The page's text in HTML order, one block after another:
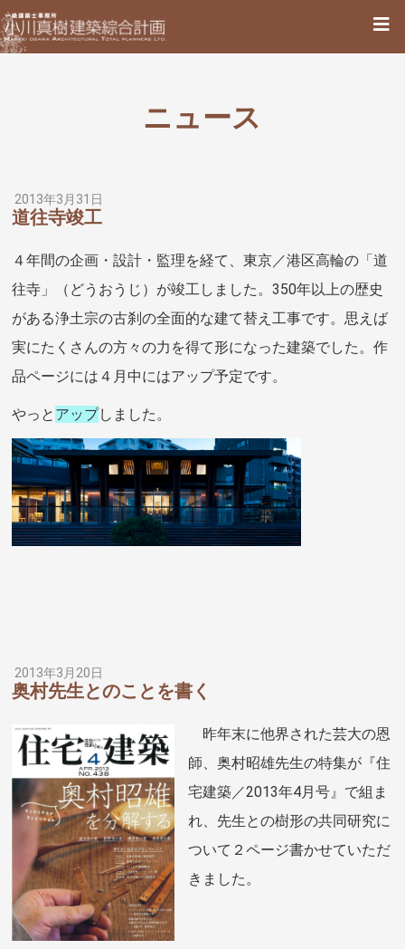
ニュース
2013年3月31日
道往寺竣工
４年間の企画・設計・監理を経て、東京／港区高輪の「道
往寺」（どうおうじ）が竣工しました。350年以上の歴史
がある浄土宗の古刹の全面的な建て替え工事です。思えば
実にたくさんの方々の力を得て形になった建築でした。作
品ページには４月中にはアップ予定です。
やっと アップしました。
2013年3月20日
奥村先生とのことを書く
昨年末に他界された芸大の恩
師、奥村昭雄先生の特集が『住
宅建築／2013年4月号』で組ま
れ、先生との樹形の共同研究に
ついて２ページ書かせていただ
きました。